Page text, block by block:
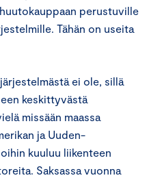
perustuville
Tähän on useita
ei ole, sillä
keskittyvästä
missään maassa
ja Uuden-
kuuluu liikenteen
Saksassa vuonna